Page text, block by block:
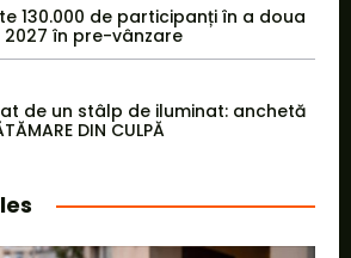
130.000 de participanți în a doua
2027 în pre-vânzare
de un stâlp de iluminat: anchetă
DIN CULPĂ